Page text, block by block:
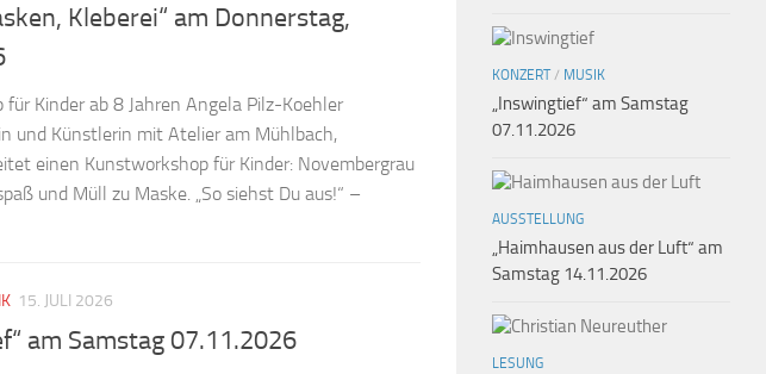
Kleberei“ am Donnerstag,
für Kinder ab 8 Jahren Angela Pilz-Koehler
und Künstlerin mit Atelier am Mühlbach,
einen Kunstworkshop für Kinder: Novembergrau
und Müll zu Maske. „So siehst Du aus!“ –
15. JULI 2026
am Samstag 07.11.2026
KONZERT/ MUSIK
„Inswingtief“ am Samstag
07.11.2026
AUSSTELLUNG
„Haimhausen aus der Luft“ am
Samstag 14.11.2026
LESUNG